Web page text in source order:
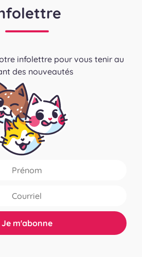
infolettre pour vous tenir au
des nouveautés